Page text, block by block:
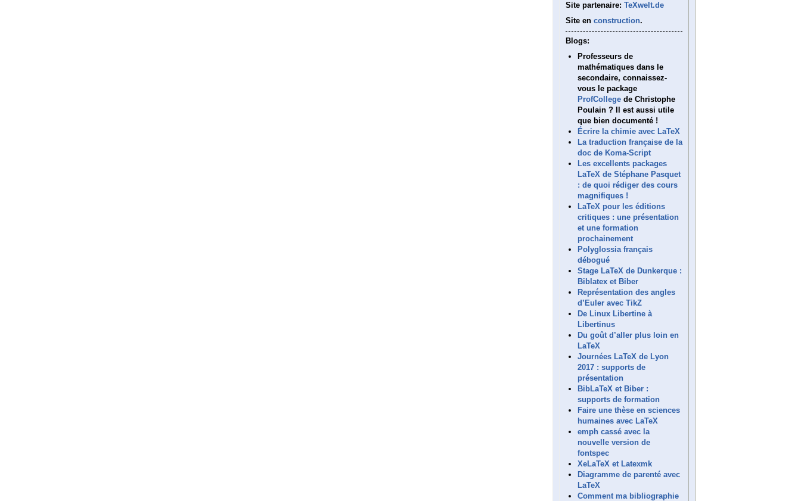
Site partenaire: TeXwelt.de
Site en construction.
Blogs:
Professeurs de
mathématiques dans le
secondaire, connaissez-
vous le package
ProfCollege de Christophe
Poulain ? Il est aussi utile
que bien documenté !
Écrire la chimie avec LaTeX
La traduction française de la
doc de Koma-Script
Les excellents packages
LaTeX de Stéphane Pasquet
: de quoi rédiger des cours
magnifiques !
LaTeX pour les éditions
critiques : une présentation
et une formation
prochainement
Polyglossia français
débogué
Stage LaTeX de Dunkerque :
Biblatex et Biber
Représentation des angles
d’Euler avec TikZ
De Linux Libertine à
Libertinus
Du goût d’aller plus loin en
LaTeX
Journées LaTeX de Lyon
2017 : supports de
présentation
BibLaTeX et Biber :
supports de formation
Faire une thèse en sciences
humaines avec LaTeX
emph cassé avec la
nouvelle version de
fontspec
XeLaTeX et Latexmk
Diagramme de parenté avec
LaTeX
Comment ma bibliographie